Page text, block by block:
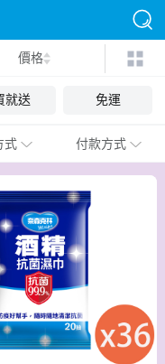
價格
就送 免運
式 付款方式